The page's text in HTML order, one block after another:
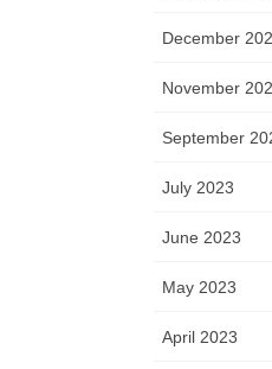
December
November
September
July 2023
June 2023
May 2023
April 2023